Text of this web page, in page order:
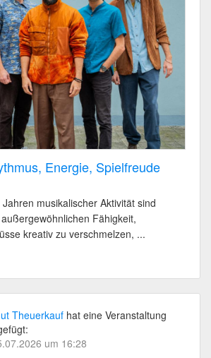
Energie, Spielfreude
musikalischer Aktivität sind
Fähigkeit,
kreativ zu verschmelzen, ...
Theuerkauf hat eine Veranstaltung
um 16:28